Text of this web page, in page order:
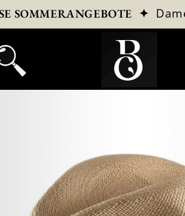
SOMMERANGEBOTE ✦